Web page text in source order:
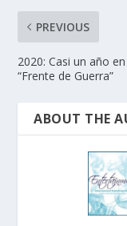
PREVIOUS
2020: Casi un año
“Frente de Guerra”
ABOUT THE